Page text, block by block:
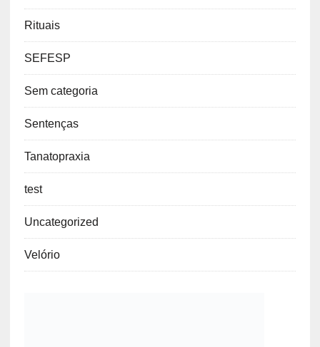
Rituais
SEFESP
Sem categoria
Sentenças
Tanatopraxia
test
Uncategorized
Velório